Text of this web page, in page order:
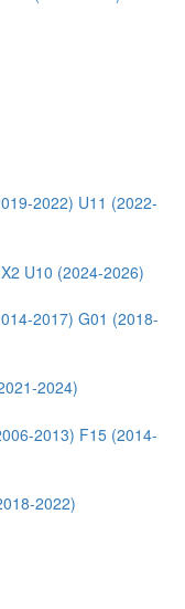
2022) U11 (2022-
X2 U10 (2024-2026)
2017) G01 (2018-
2024)
2013) F15 (2014-
2022)